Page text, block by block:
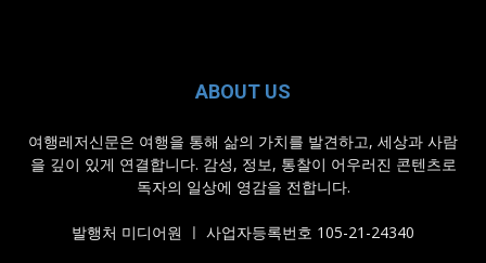
ABOUT US
여행레저신문은 여행을 통해 삶의 가치를 발견하고, 세상과 사람
을 깊이 있게 연결합니다. 감성, 정보, 통찰이 어우러진 콘텐츠로
독자의 일상에 영감을 전합니다.
발행처 미디어원 ㅣ 사업자등록번호 105-21-24340